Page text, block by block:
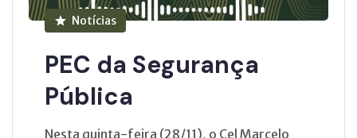
Notícias
PEC da Segurança
Pública
Nesta quinta-feira (28/11), o Cel Marcelo